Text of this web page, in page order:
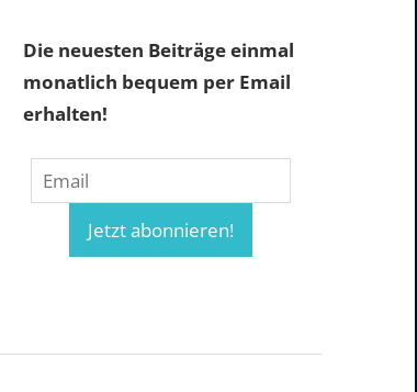
Die neuesten Beiträge einmal
monatlich bequem per Email
erhalten!